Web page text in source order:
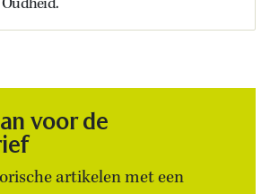
voor de
artikelen met een